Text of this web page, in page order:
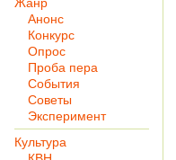
Анонс
Конкурс
Опрос
Проба пера
События
Советы
Эксперимент
Культура